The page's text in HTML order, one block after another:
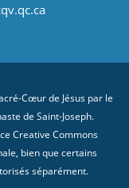
Cœur de Jésus par le
de Saint-Joseph.
Creative Commons
, bien que certains
séparément.